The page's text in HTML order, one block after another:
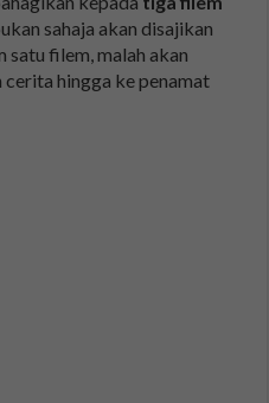
sahaja akan disajikan
satu filem, malah akan
hingga ke penamat